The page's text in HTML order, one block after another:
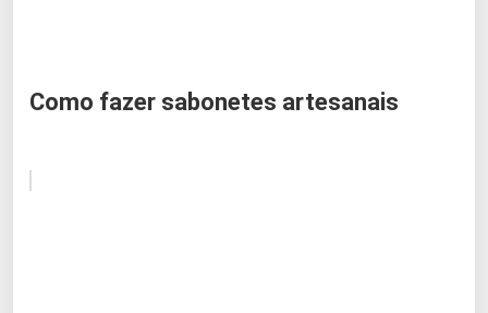
Como fazer sabonetes artesanais